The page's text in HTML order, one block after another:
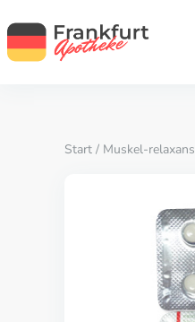
Start / Muskel-relaxans